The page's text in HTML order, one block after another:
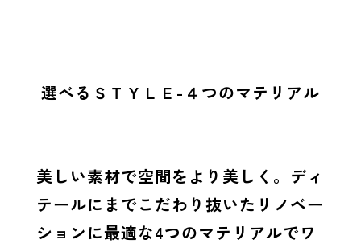
選べるＳＴＹＬＥ-４つのマテリアル
美しい素材で空間をより美しく。ディ
テールにまでこだわり抜いたリノベー
ションに最適な4つのマテリアルでワ